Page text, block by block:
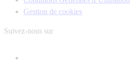
Gestion de cookies
Suivez-nous sur